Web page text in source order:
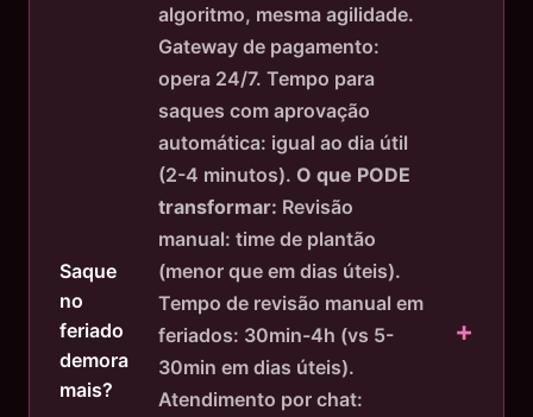
Saque
no
feriado
demora
mais?
algoritmo, mesma agilidade.
Gateway de pagamento:
opera 24/7. Tempo para
saques com aprovação
automática: igual ao dia útil
(2-4 minutos). O que PODE
transformar: Revisão
manual: time de plantão
(menor que em dias úteis).
Tempo de revisão manual em
feriados: 30min-4h (vs 5-
30min em dias úteis).
Atendimento por chat: